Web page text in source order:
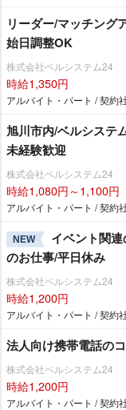
リーダー/マッチング
始日調整OK
株式会社ベルシステム24
時給1,350円
アルバイト・パート / 契約
旭川市内/ベルシステ
未経験歓迎
株式会社ベルシステム24
時給1,080円～1,100円
アルバイト・パート / 契約
NEW
イベント関
のお仕事/平日休み
株式会社ベルシステム24
時給1,200円
アルバイト・パート / 契約
法人向け携帯電話の
株式会社ベルシステム24
時給1,200円
アルバイト・パート / 契約